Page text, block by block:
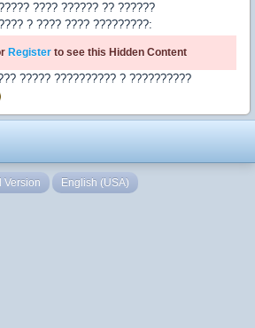
???? ?????? ?? ??????
? ???? ???? ?????????:
Registerto see this Hidden Content
????? ?????????? ? ??????????
Version English (USA)